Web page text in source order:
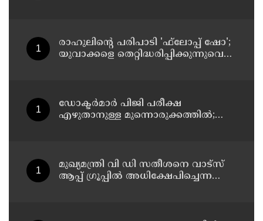
രാഹുലിന്റെ പരിപാടി 'ഫ്‌ലോപ്പ് ഷോ';
യുവാക്കളെ തെറ്റിദ്ധരിപ്പിക്കുന്നുവെന്ന്
ഡോക്ടര്‍മാര്‍ പിജി പരീക്ഷ
എഴുതാനുള്ള മുന്നൊരുക്കത്തില്‍;
മുഖ്യമന്ത്രി വി ഡി സതീശനെ വാട്‌സ്
ആപ്പ് ഗ്രൂപ്പില്‍ അധിക്ഷേപിച്ചെന്ന